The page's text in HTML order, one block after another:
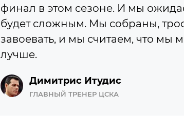
финал в этом сезоне. И мы
будет сложным. Мы собраны,
завоевать, и мы считаем, что мы
лучше.
Димитрис Итудис
ГЛАВНЫЙ ТРЕНЕР ЦСКА